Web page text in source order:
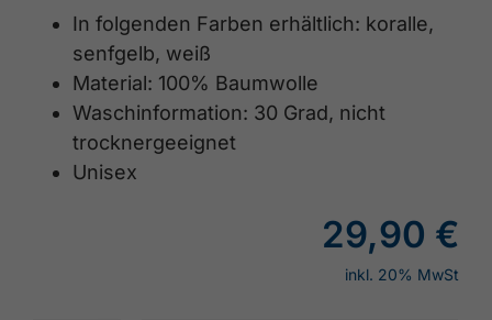
In folgenden Farben erhältlich: koralle,
senfgelb, weiß
Material: 100% Baumwolle
Waschinformation: 30 Grad, nicht
trocknergeeignet
Unisex
29,90 €
inkl. 20% MwSt